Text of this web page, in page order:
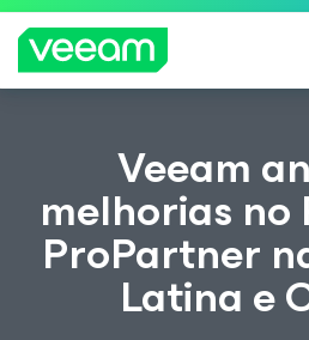
Orientações da Veeam
pela atualização de
LEIA
MAIS
Veeam
melhorias
ProPartner
Latina e